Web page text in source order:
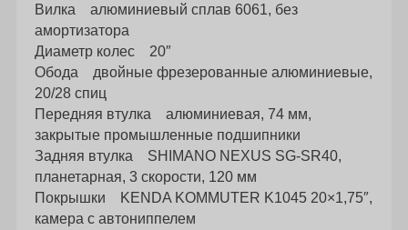
Вилка алюминиевый сплав 6061, без
амортизатора
Диаметр колес 20″
Обода двойные фрезерованные алюминиевые,
20/28 спиц
Передняя втулка алюминиевая, 74 мм,
закрытые промышленные подшипники
Задняя втулка SHIMANO NEXUS SG-SR40,
планетарная, 3 скорости, 120 мм
Покрышки KENDA KOMMUTER K1045 20×1,75″,
камера с автониппелем